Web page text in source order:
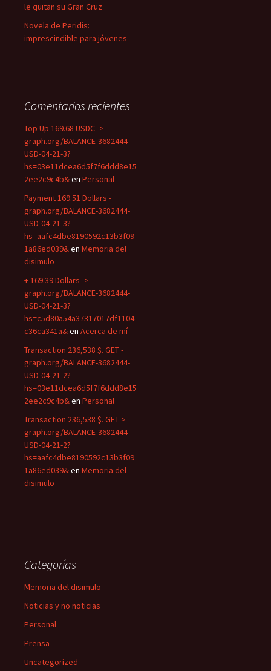
le quitan su Gran Cruz
Novela de Peridis:
imprescindible para jóvenes
Comentarios recientes
Top Up 169.68 USDC ->
graph.org/BALANCE-3682444-
USD-04-21-3?
hs=03e11dcea6d5f7f6ddd8e15
2ee2c9c4b&en Personal
Payment 169.51 Dollars -
graph.org/BALANCE-3682444-
USD-04-21-3?
hs=aafc4dbe8190592c13b3f09
1a86ed039&en Memoria del
disimulo
+ 169.39 Dollars ->
graph.org/BALANCE-3682444-
USD-04-21-3?
hs=c5d80a54a37317017df1104
c36ca341a&en Acerca de mí
Transaction 236,538 $. GET -
graph.org/BALANCE-3682444-
USD-04-21-2?
hs=03e11dcea6d5f7f6ddd8e15
2ee2c9c4b&en Personal
Transaction 236,538 $. GET >
graph.org/BALANCE-3682444-
USD-04-21-2?
hs=aafc4dbe8190592c13b3f09
1a86ed039&en Memoria del
disimulo
Categorías
Memoria del disimulo
Noticias y no noticias
Personal
Prensa
Uncategorized